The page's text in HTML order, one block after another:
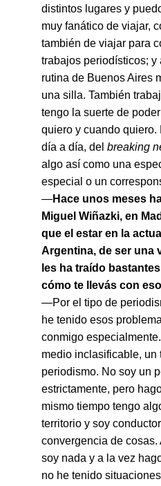
distintos lugares y
muy fanático de viajar,
también de viajar para
trabajos periodísticos; y
rutina de Buenos Aires
una silla. También
tengo la suerte de
quiero y cuando quiero.
día a día, del breaking
algo así como una
especial o un
—Hace unos meses
Miguel Wiñazki, en
que el estar en la
Argentina, de ser una
les ha traído
cómo te llevás con
—Por el tipo de
he tenido esos
conmigo
medio inclasificable, un
periodismo. No soy un
estrictamente, pero
mismo tiempo tengo
territorio y soy
convergencia de
soy nada y a la vez
no he tenido